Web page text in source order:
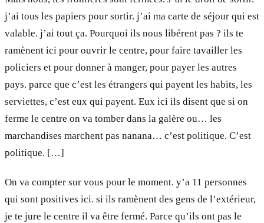
j’ai tous les papiers pour sortir. j’ai ma carte de séjour qui est
valable. j’ai tout ça. Pourquoi ils nous libérent pas ? ils te
ramènent ici pour ouvrir le centre, pour faire tavailler les
policiers et pour donner à manger, pour payer les autres
pays. parce que c’est les étrangers qui payent les habits, les
serviettes, c’est eux qui payent. Eux ici ils disent que si on
ferme le centre on va tomber dans la galère ou… les
marchandises marchent pas nanana… c’est politique. C’est
politique. […]
On va compter sur vous pour le moment. y’a 11 personnes
qui sont positives ici. si ils ramènent des gens de l’extérieur,
je te jure le centre il va être fermé. Parce qu’ils ont pas le